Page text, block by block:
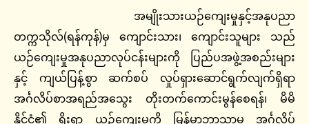
အမျိုးသားယဉ်ကျေးမှုနှင့်အနုပညာ
တက္ကသိုလ်(ရန်ကုန်)မှ ကျောင်းသား၊ ကျောင်းသူများ သည်
ယဉ်ကျေးမှုအနုပညာလုပ်ငန်းများကို ပြည်ပအဖွဲ့အစည်းများ
နှင့် ကျယ်ပြန့်စွာ ဆက်စပ် လှုပ်ရှားဆောင်ရွက်လျက်ရှိရာ
အင်္ဂလိပ်စာအရည်အသွေး တိုးတက်ကောင်းမွန်စေရန်၊ မိမိ
နိုင်ငံ၏ ရိုးရာ ယဉ်ကျေးမှုကို မြန်မာဘာသာမှ အင်္ဂလိပ်